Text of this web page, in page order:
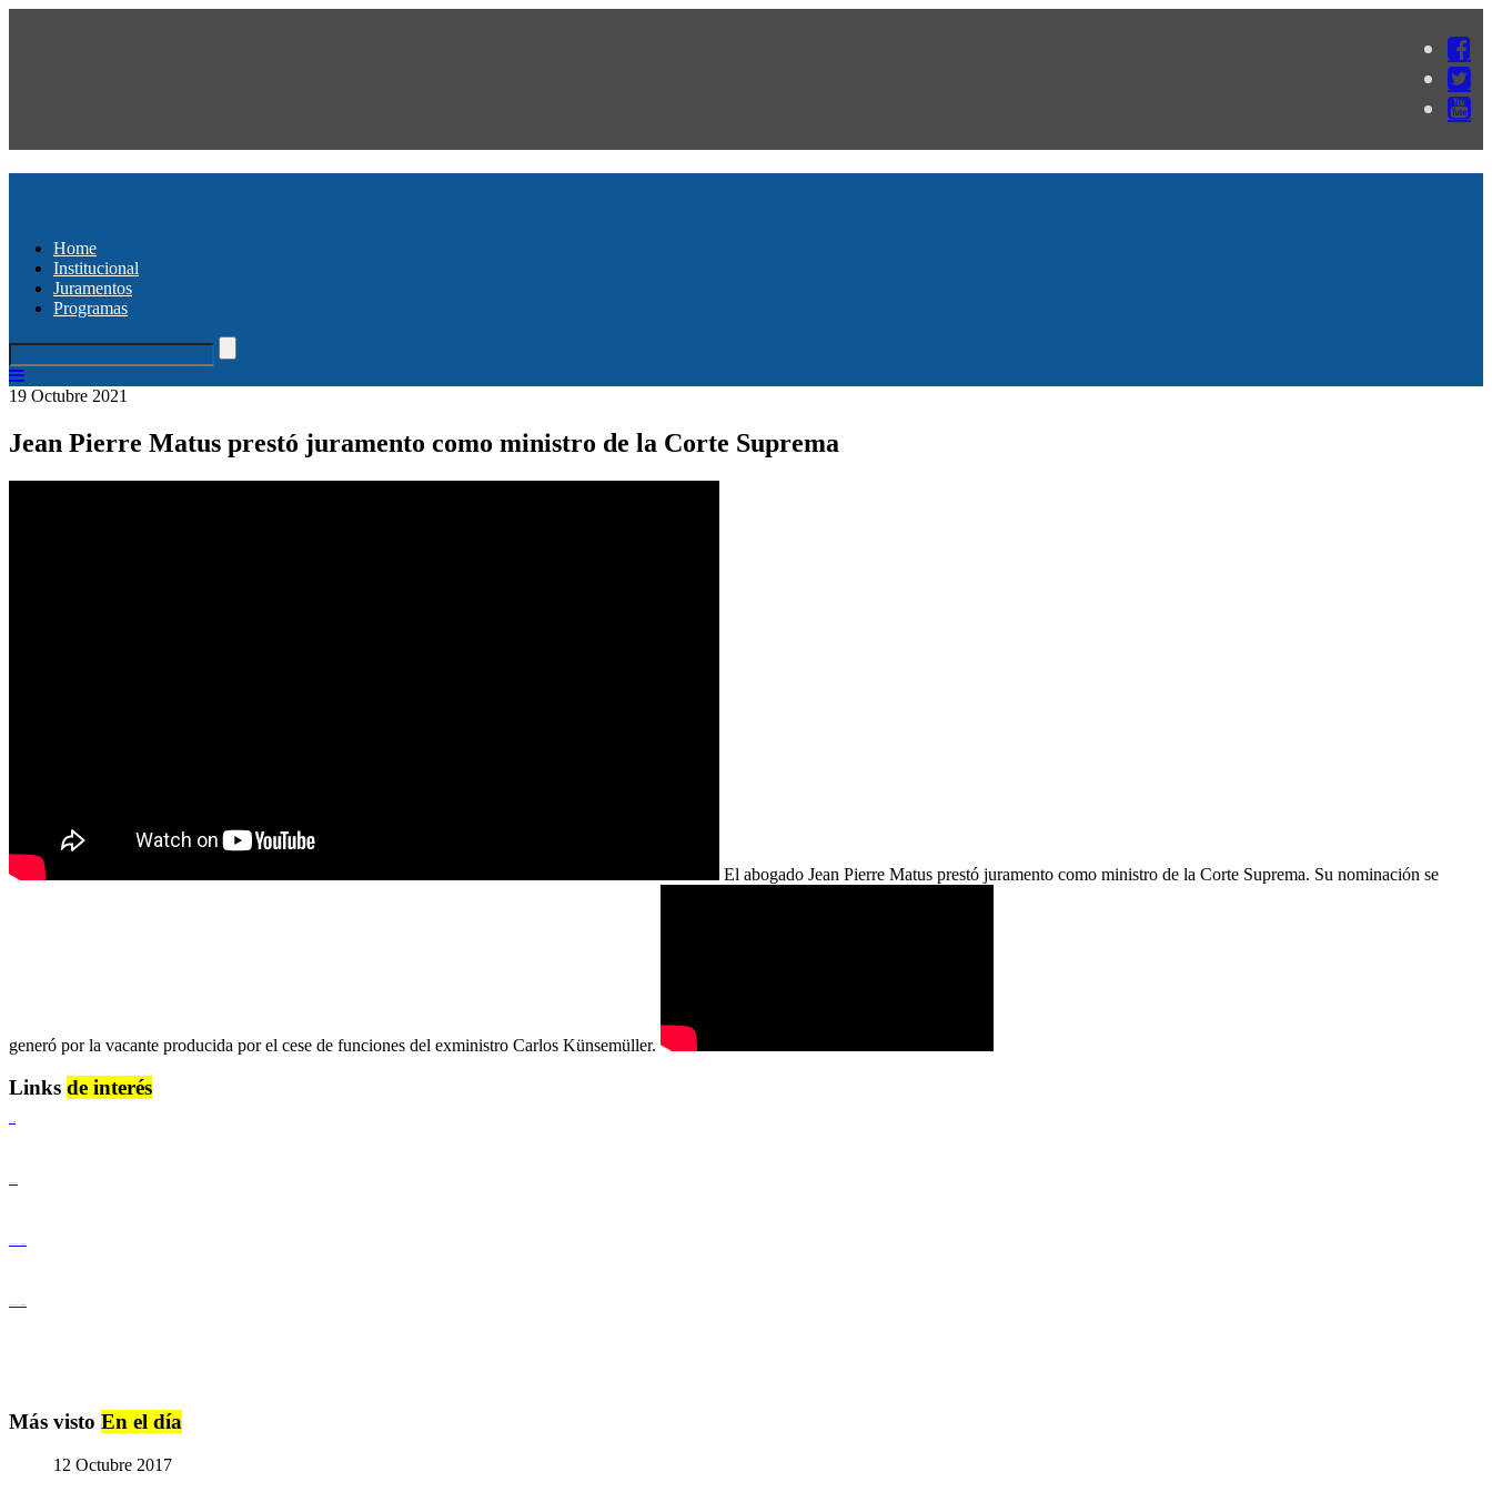
Home
Institucional
Juramentos
Programas
19 Octubre 2021
Jean Pierre Matus prestó juramento como ministro de la Corte Suprema
El abogado Jean Pierre Matus prestó juramento como ministro de la Corte Suprema. Su nominación se
generó por la vacante producida por el cese de funciones del exministro Carlos Künsemüller.
Links de interés
Más visto En el día
12 Octubre 2017